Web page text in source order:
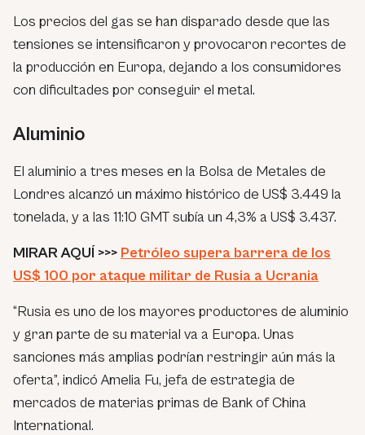
Los precios del gas se han disparado desde que las
tensiones se intensificaron y provocaron recortes de
la producción en Europa, dejando a los consumidores
con dificultades por conseguir el metal.
Aluminio
El aluminio a tres meses en la Bolsa de Metales de
Londres alcanzó un máximo histórico de US$ 3.449 la
tonelada, y a las 11:10 GMT subía un 4,3% a US$ 3.437.
MIRAR AQUÍ >>> Petróleo supera barrera de los
US$ 100 por ataque militar de Rusia a Ucrania
“Rusia es uno de los mayores productores de aluminio
y gran parte de su material va a Europa. Unas
sanciones más amplias podrían restringir aún más la
oferta”, indicó Amelia Fu, jefa de estrategia de
mercados de materias primas de Bank of China
International.